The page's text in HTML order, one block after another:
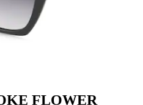
FLOWER